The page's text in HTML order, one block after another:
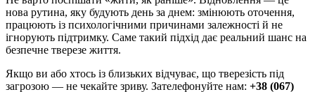
нова рутина, яку будують день за днем: змінюють оточення,
працюють із психологічними причинами залежності й не
ігнорують підтримку. Саме такий підхід дає реальний шанс на
безпечне тверезе життя.
Якщо ви або хтось із близьких відчуває, що тверезість під
загрозою — не чекайте зриву. Зателефонуйте нам: +38 (067)